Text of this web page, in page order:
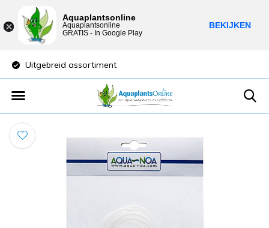
Uitgebreid assortiment
Aquaplantsonline
Aquaplantsonline
GRATIS - In Google Play
BEKIJKEN